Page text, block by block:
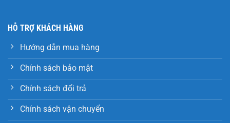
HỖ TRỢ KHÁCH HÀNG
Hướng dẫn mua hàng
Chính sách bảo mật
Chính sách đổi trả
Chính sách vận chuyển